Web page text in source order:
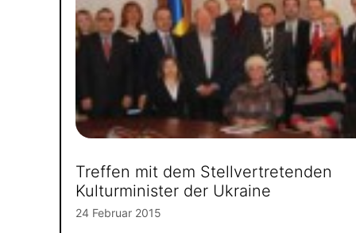
Treffen mit dem Stellvertretenden
Kulturminister der Ukraine
24 Februar 2015